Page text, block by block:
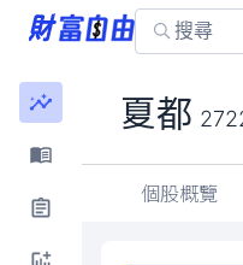
夏都
個股概覽